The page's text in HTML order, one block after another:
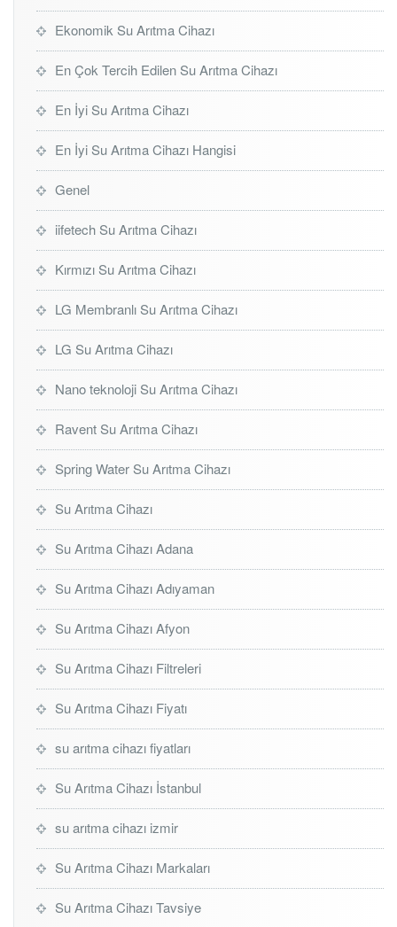
Ekonomik Su Arıtma Cihazı
En Çok Tercih Edilen Su Arıtma Cihazı
En İyi Su Arıtma Cihazı
En İyi Su Arıtma Cihazı Hangisi
Genel
iifetech Su Arıtma Cihazı
Kırmızı Su Arıtma Cihazı
LG Membranlı Su Arıtma Cihazı
LG Su Arıtma Cihazı
Nano teknoloji Su Arıtma Cihazı
Ravent Su Arıtma Cihazı
Spring Water Su Arıtma Cihazı
Su Arıtma Cihazı
Su Arıtma Cihazı Adana
Su Arıtma Cihazı Adıyaman
Su Arıtma Cihazı Afyon
Su Arıtma Cihazı Filtreleri
Su Arıtma Cihazı Fiyatı
su arıtma cihazı fiyatları
Su Arıtma Cihazı İstanbul
su arıtma cihazı izmir
Su Arıtma Cihazı Markaları
Su Arıtma Cihazı Tavsiye